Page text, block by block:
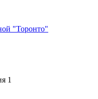
"Торонто"
1